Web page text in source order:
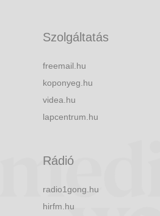
Szolgáltatás
freemail.hu
koponyeg.hu
videa.hu
lapcentrum.hu
Rádió
radio1gong.hu
hirfm.hu